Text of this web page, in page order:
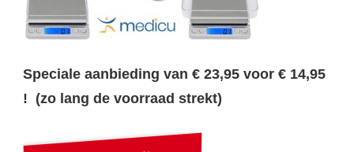
Speciale aanbieding van € 23,95 voor € 14,95
! (zo lang de voorraad strekt)